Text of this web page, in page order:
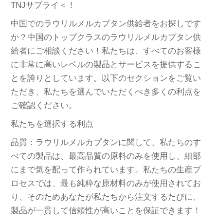
TNJサプライ＜！
中国でのラウリルメルカプタン供給者をお探しです
か？中国のトップクラスのラウリルメルカプタン供
給者にご相談ください！私たちは、すべてのお客様
に非常に高いレベルの製品とサービスを提供するこ
とを誇りとしています。以下のセクションをご覧い
ただき、私たちを選んでいただくべき多くの利点を
ご確認ください。
私たちを選択する利点
品質：ラウリルメルカプタンに関して、私たちのす
べての製品は、最高品質の原料のみを使用し、細部
にまで気を配って作られています。私たちの生産プ
ロセスでは、最も純粋な原材料のみが使用されてお
り、そのためあなたが私たちから注文するたびに、
製品が一貫して信頼性が高いことを保証できます！